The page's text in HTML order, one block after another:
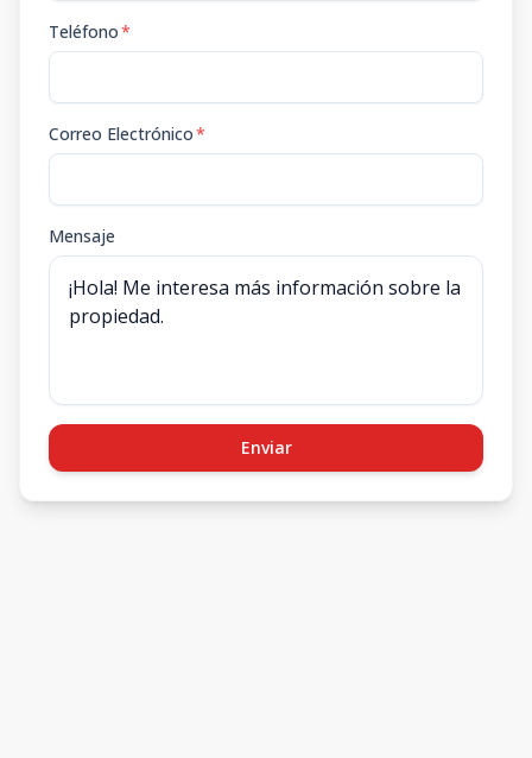
Teléfono*
Correo Electrónico*
Mensaje
Enviar